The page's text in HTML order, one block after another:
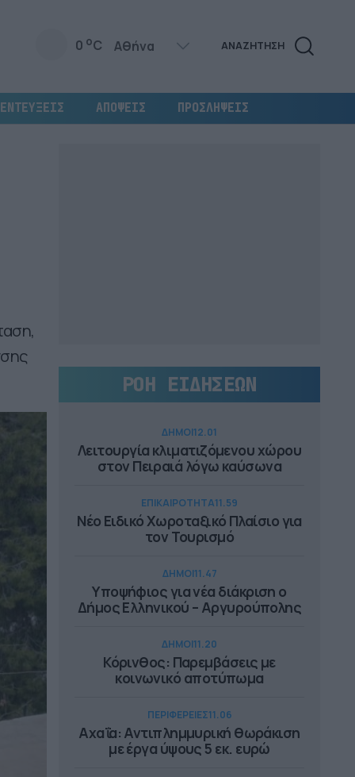
0 oC ΑΝΑΖΗΤΗΣΗ
ΑΠΟΨΕΙΣ ΠΡΟΣΛΗΨΕΙΣ
ΡΟΗ ΕΙΔΗΣΕΩΝ
ΔΗΜΟΙ12.01
Λειτουργία κλιματιζόμενου χώρου
στον Πειραιά λόγω καύσωνα
ΕΠΙΚΑΙΡΟΤΗΤΑ11.59
Νέο Ειδικό Χωροταξικό Πλαίσιο για
τον Τουρισμό
ΔΗΜΟΙ11.47
Υποψήφιος για νέα διάκριση ο
Δήμος Ελληνικού – Αργυρούπολης
ΔΗΜΟΙ11.20
Κόρινθος: Παρεμβάσεις με
κοινωνικό αποτύπωμα
ΠΕΡΙΦΕΡΕΙΕΣ11.06
Αχαΐα: Αντιπλημμυρική θωράκιση
με έργα ύψους 5 εκ. ευρώ